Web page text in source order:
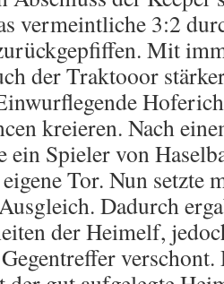
vermeintliche 3:2
Mit
der Traktooor
kreieren. Nach
Spieler von
Tor. Nun setzte
Dadurch
der Heimelf,